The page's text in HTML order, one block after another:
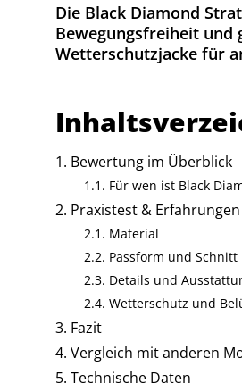
Die Black Diamond
Bewegungsfreiheit und
Wetterschutzjacke für
Bewertung im Überblick
Für wen ist Black
Praxistest & Erfahrungen
Material
Passform und Schnitt
Details und
Wetterschutz und
Fazit
Vergleich mit anderen
Technische Daten